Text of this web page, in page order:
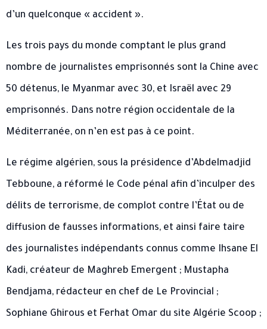
d’un quelconque « accident ».
Les trois pays du monde comptant le plus grand
nombre de journalistes emprisonnés sont la Chine avec
50 détenus, le Myanmar avec 30, et Israël avec 29
emprisonnés. Dans notre région occidentale de la
Méditerranée, on n’en est pas à ce point.
Le régime algérien, sous la présidence d’Abdelmadjid
Tebboune, a réformé le Code pénal afin d’inculper des
délits de terrorisme, de complot contre l’État ou de
diffusion de fausses informations, et ainsi faire taire
des journalistes indépendants connus comme Ihsane El
Kadi, créateur de Maghreb Emergent ; Mustapha
Bendjama, rédacteur en chef de Le Provincial ;
Sophiane Ghirous et Ferhat Omar du site Algérie Scoop ;